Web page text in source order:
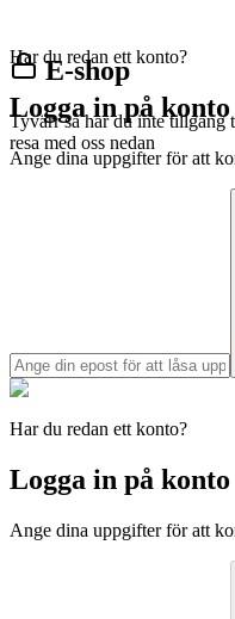
E-shop
Tyvärr så har du inte tillgång
resa med oss nedan
Har du redan ett konto?
Logga in på konto
Ange dina uppgifter för att
Har du redan ett konto?
Logga in på konto
Ange dina uppgifter för att